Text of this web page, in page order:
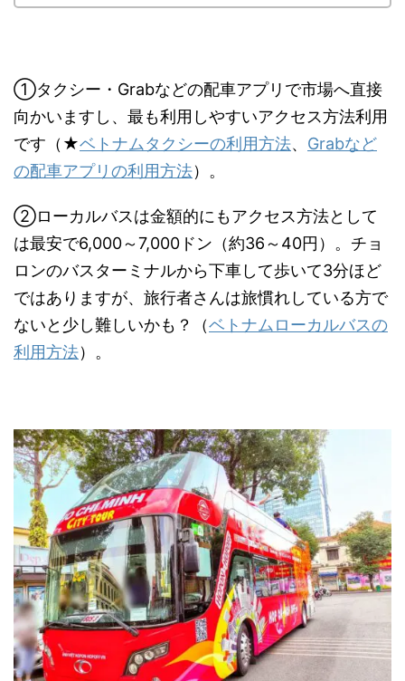
①タクシー・Grabなどの配車アプリで市場へ直接
向かいますし、最も利用しやすいアクセス方法利用
です（★ベトナムタクシーの利用方法、 Grabなど
の配車アプリの利用方法）。
②ローカルバスは金額的にもアクセス方法として
は最安で6,000～7,000ドン（約36～40円）。チョ
ロンのバスターミナルから下車して歩いて3分ほど
ではありますが、旅行者さんは旅慣れしている方で
ないと少し難しいかも？（ベトナムローカルバスの
利用方法）。